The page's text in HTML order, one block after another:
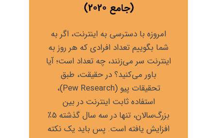
(جامع 2020)
امروزه با دسترسی به اینترنت، اگر به
شما بگوییم تعداد افرادی که هر روز به
اینترنت سر می‌زنند، چه تعداد است؛ آیا
باور می‌کنید؟ در حقیقت، طبق
تحقیقات پیو (Pew Research)،
استفاده ثابت اینترنت در بین
بزرگ‌سالان، تنها در سه سال گذشته 5٪
افزایش یافته است. پس باید یک نکته